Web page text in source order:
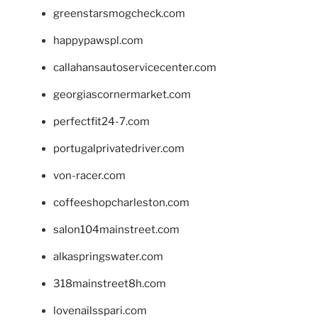
greenstarsmogcheck.com
happypawspl.com
callahansautoservicecenter.com
georgiascornermarket.com
perfectfit24-7.com
portugalprivatedriver.com
von-racer.com
coffeeshopcharleston.com
salon104mainstreet.com
alkaspringswater.com
318mainstreet8h.com
lovenailsspari.com